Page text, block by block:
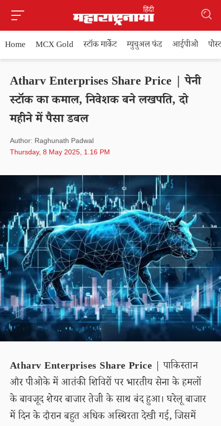
Home MCX Gold स्टॉक मार्केट म्युचुअल फंड आईपीओ
Atharv Enterprises Share Price | पेनी
स्टॉक का कमाल, निवेशक बने लखपति, दो
महीने में पैसा डबल
Author: Raghunath Padwal
Thursday, 8 May 2025, 1.16 PM
Atharv Enterprises Share Price | पाकिस्तान
और पीओके में आतंकी शिविरों पर भारतीय सेना के हमलों
के बावजूद शेयर बाजार तेजी के साथ बंद हुआ। घरेलू बाजार
में दिन के दौरान बहुत अधिक अस्थिरता देखी गई, जिसमें